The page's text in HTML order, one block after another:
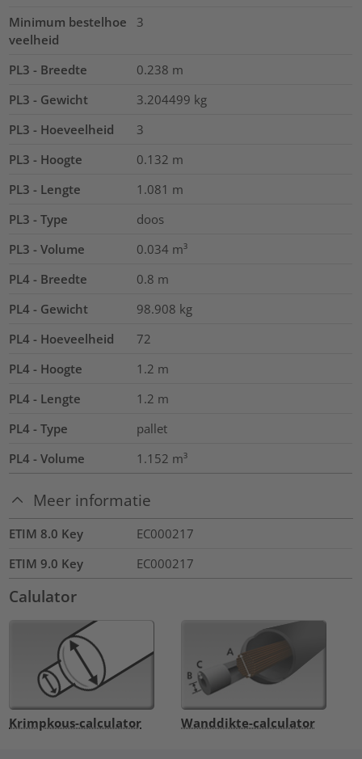
Minimum bestelhoe
veelheid
3
PL3 - Breedte 0.238 m
PL3 - Gewicht
3.204499 kg
PL3 - Hoeveelheid
3
PL3 - Hoogte
0.132 m
PL3 - Lengte
1.081 m
PL3 - Type
doos
PL3 - Volume
0.034 m³
PL4 - Breedte
0.8 m
PL4 - Gewicht
98.908 kg
PL4 - Hoeveelheid
72
PL4 - Hoogte
1.2 m
PL4 - Lengte
1.2 m
PL4 - Type
pallet
PL4 - Volume
1.152 m³
Meer informatie
ETIM 8.0 Key
EC000217
ETIM 9.0 Key
EC000217
Calulator
Krimpkous-calculator Wanddikte-calculator